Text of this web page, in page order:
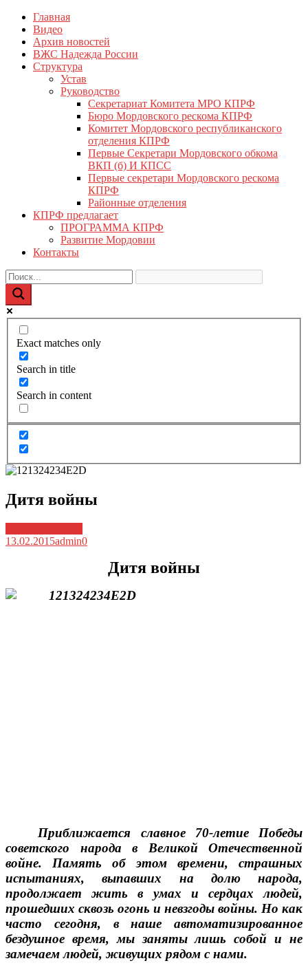
Перейти
содержимому
КПРФ Мордовия
Мордовское Региональное отделение КПРФ
Главная
Видео
Архив новостей
ВЖС Надежда России
Структура
Устав
Руководство
Секретариат Комитета МРО КПРФ
Бюро Мордовского рескома КПРФ
Комитет Мордовского республиканского
отделения КПРФ
Первые Секретари Мордовского обкома
ВКП (б) И КПСС
Первые секретари Мордовского рескома
КПРФ
Районные отделения
КПРФ предлагает
ПРОГРАММА КПРФ
Развитие Мордовии
Контакты
Exact matches only
Search in title
Search in content
Дитя войны
13.02.2015admin0
Дитя войны
Приближается славное 70-летие Победы
советского народа в Великой Отечественной
войне. Память об этом времени, страшных
испытаниях, выпавших на долю народа,
продолжает жить в умах и сердцах людей,
прошедших сквозь огонь и невзгоды войны. Но как
часто сегодня, в наше автоматизированное
бездушное время, мы заняты лишь собой и не
замечаем людей, живущих рядом с нами.